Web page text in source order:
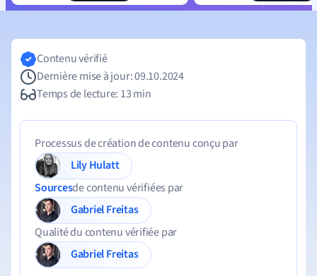
Contenu vérifié
Dernière mise à jour: 09.10.2024
Temps de lecture: 13 min
Processus de création de contenu conçu par
Lily Hulatt
Sourcesde contenu vérifiées par
Gabriel Freitas
Qualité du contenu vérifiée par
Gabriel Freitas